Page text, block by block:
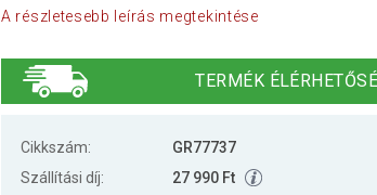
A részletesebb leírás megtekintése
TERMÉK
Cikkszám:
GR77737
Szállítási díj:
27 990 Ft